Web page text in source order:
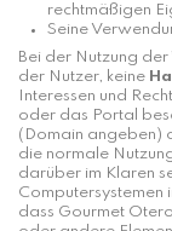
rechtmäßigen
Seine
Bei der Nutzung
der Nutzer, keine
Interessen und
oder das Portal
(Domain angeben)
die normale
darüber im Klaren
Computersystemen
dass Gourmet